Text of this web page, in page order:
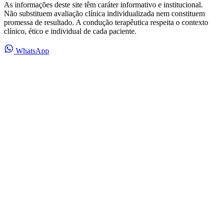
As informações deste site têm caráter informativo e institucional.
Não substituem avaliação clínica individualizada nem constituem
promessa de resultado. A condução terapêutica respeita o contexto
clínico, ético e individual de cada paciente.
WhatsApp